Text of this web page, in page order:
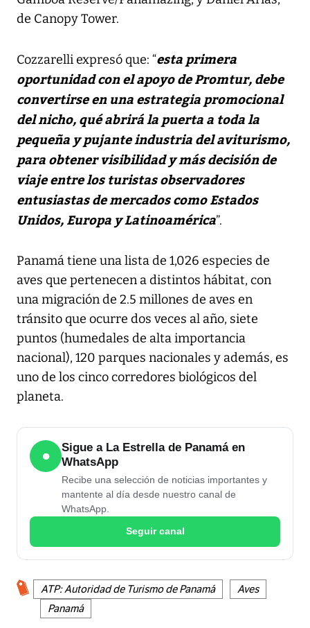
de Canopy Tower.
Cozzarelli expresó que: “esta primera
oportunidad con el apoyo de Promtur, debe
convertirse en una estrategia promocional
del nicho, qué abrirá la puerta a toda la
pequeña y pujante industria del aviturismo,
para obtener visibilidad y más decisión de
viaje entre los turistas observadores
entusiastas de mercados como Estados
Unidos, Europa y Latinoamérica”.
Panamá tiene una lista de 1,026 especies de
aves que pertenecen a distintos hábitat, con
una migración de 2.5 millones de aves en
tránsito que ocurre dos veces al año, siete
puntos (humedales de alta importancia
nacional), 120 parques nacionales y además, es
uno de los cinco corredores biológicos del
planeta.
●
Sigue a La Estrella de Panamá en
WhatsApp
Recibe una selección de noticias importantes y
mantente al día desde nuestro canal de
WhatsApp.
Seguir canal
ATP: Autoridad de Turismo de Panamá
Aves
Panamá